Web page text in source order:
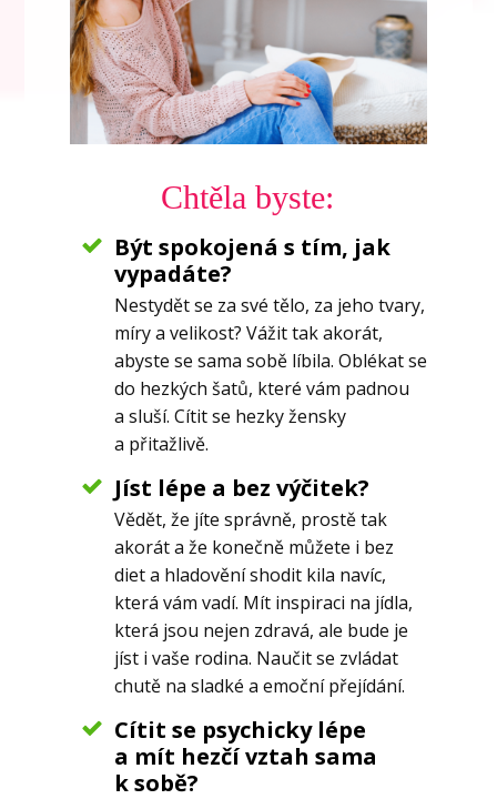
Chtěla byste:
Být spokojená s tím, jak
vypadáte?
Nestydět se za své tělo, za jeho tvary,
míry a velikost? Vážit tak akorát,
abyste se sama sobě líbila. Oblékat se
do hezkých šatů, které vám padnou
a sluší. Cítit se hezky žensky
a přitažlivě.
Jíst lépe a bez výčitek?
Vědět, že jíte správně, prostě tak
akorát a že konečně můžete i bez
diet a hladovění shodit kila navíc,
která vám vadí. Mít inspiraci na jídla,
která jsou nejen zdravá, ale bude je
jíst i vaše rodina. Naučit se zvládat
chutě na sladké a emoční přejídání.
Cítit se psychicky lépe
a mít hezčí vztah sama
k sobě?